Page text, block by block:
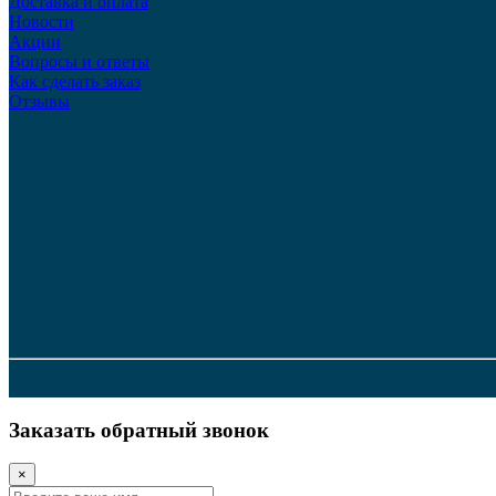
Новости
Акции
Вопросы и ответы
Как сделать заказ
Отзывы
Заказать обратный звонок
×